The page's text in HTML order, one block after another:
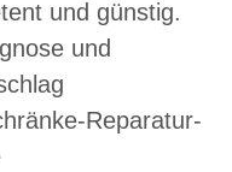
und günstig.
und
Reparatur-